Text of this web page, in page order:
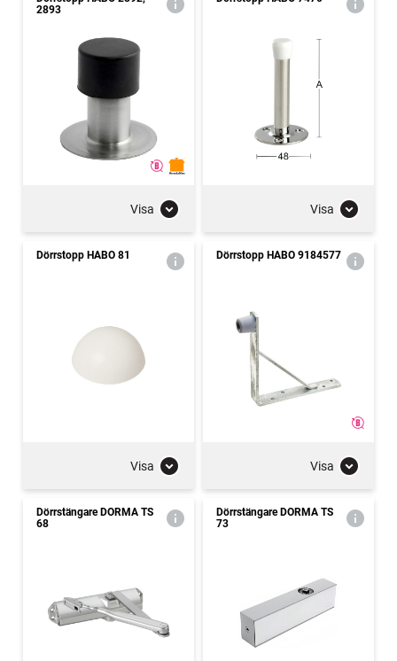
2893
Visa Visa
Dörrstopp HABO 81
Visa
Dörrstopp HABO 9184577
Visa
Dörrstängare DORMA TS
68
Dörrstängare DORMA TS
73